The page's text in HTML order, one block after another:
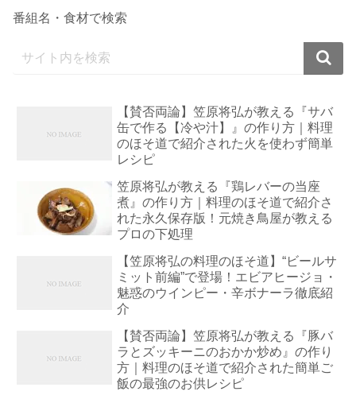
番組名・食材で検索
【賛否両論】笠原将弘が教える『サバ
缶で作る【冷や汁】』の作り方｜料理
のほそ道で紹介された火を使わず簡単
レシピ
笠原将弘が教える『鶏レバーの当座
煮』の作り方｜料理のほそ道で紹介さ
れた永久保存版！元焼き鳥屋が教える
プロの下処理
【笠原将弘の料理のほそ道】“ビールサ
ミット前編”で登場！エビアヒージョ・
魅惑のウインピー・辛ボナーラ徹底紹
介
【賛否両論】笠原将弘が教える『豚バ
ラとズッキーニのおかか炒め』の作り
方｜料理のほそ道で紹介された簡単ご
飯の最強のお供レシピ